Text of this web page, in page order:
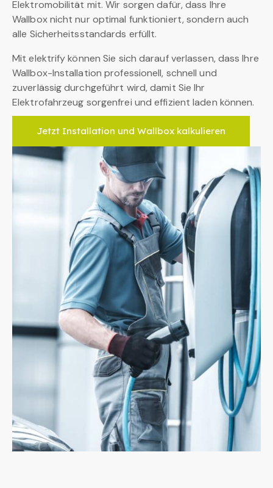
Elektromobilität mit. Wir sorgen dafür, dass Ihre
Wallbox nicht nur optimal funktioniert, sondern auch
alle Sicherheitsstandards erfüllt.
Mit elektrify können Sie sich darauf verlassen, dass Ihre
Wallbox-Installation professionell, schnell und
zuverlässig durchgeführt wird, damit Sie Ihr
Elektrofahrzeug sorgenfrei und effizient laden können.
Jetzt Installation und Wallbox kalkulieren